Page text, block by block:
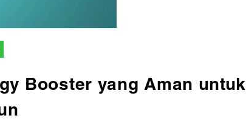
Booster yang Aman untuk